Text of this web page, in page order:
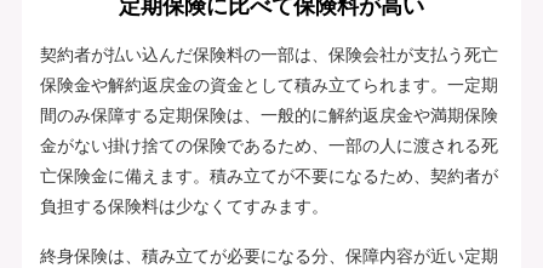
定期保険に比べて保険料が高い
契約者が払い込んだ保険料の一部は、保険会社が支払う死亡
保険金や解約返戻金の資金として積み立てられます。一定期
間のみ保障する定期保険は、一般的に解約返戻金や満期保険
金がない掛け捨ての保険であるため、一部の人に渡される死
亡保険金に備えます。積み立てが不要になるため、契約者が
負担する保険料は少なくてすみます。
終身保険は、積み立てが必要になる分、保障内容が近い定期